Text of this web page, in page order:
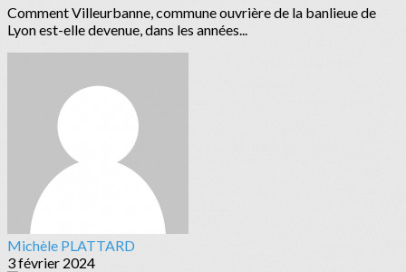
Comment Villeurbanne, commune ouvrière de la banlieue de
Lyon est-elle devenue, dans les années...
Michèle PLATTARD
3 février 2024